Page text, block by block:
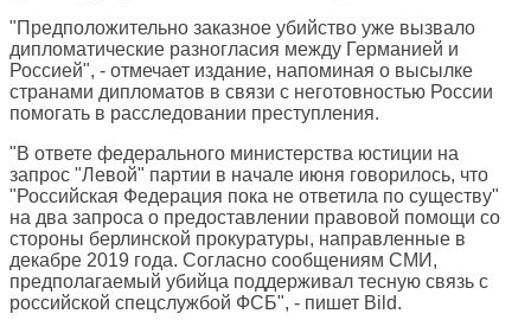
"Предположительно заказное убийство уже вызвало
дипломатические разногласия между Германией и
Россией", - отмечает издание, напоминая о высылке
странами дипломатов в связи с неготовностью России
помогать в расследовании преступления.
"В ответе федерального министерства юстиции на
запрос "Левой" партии в начале июня говорилось, что
"Российская Федерация пока не ответила по существу"
на два запроса о предоставлении правовой помощи со
стороны берлинской прокуратуры, направленные в
декабре 2019 года. Согласно сообщениям СМИ,
предполагаемый убийца поддерживал тесную связь с
российской спецслужбой ФСБ", - пишет Bild.